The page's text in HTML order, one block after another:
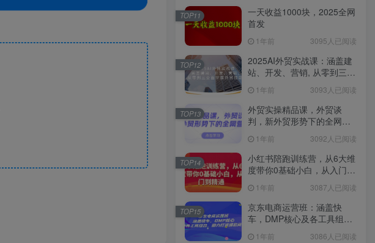
一天收益1000块，2025全网
首发
1年前 3095人已阅读
TOP11
2025AI外贸实战课：涵盖建
站、开发、营销, 从零到三全
1年前 3093人已阅读
TOP12
外贸实操精品课，外贸谈
判，新外贸形势下的全网营
1年前 3092人已阅读
TOP13
小红书陪跑训练营，从6大维
度带你0基础小白，从入门到
1年前 3087人已阅读
TOP14
京东电商运营班：涵盖快
车，DMP核心及各工具组
1年前 3086人已阅读
TOP15